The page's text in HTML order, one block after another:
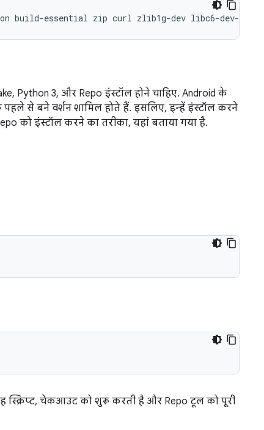
build-essential zip curl zlib1g-dev libc6-dev-i386
Python 3, और Repo इंस्टॉल होने चाहिए. Android के
से बने वर्शन शामिल होते हैं. इसलिए, इन्हें इंस्टॉल करने
को इंस्टॉल करने का तरीका, यहां बताया गया है.
स्क्रिप्ट, चेकआउट को शुरू करती है और Repo टूल को पूरी